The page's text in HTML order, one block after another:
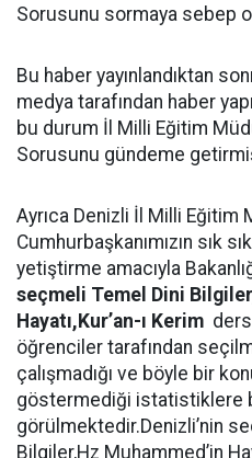
Sorusunu sormaya sebep
Bu haber yayınlandıktan
medya tarafından haber
bu durum İl Milli Eğitim
Sorusunu gündeme
Ayrıca Denizli İl Milli Eğitim
Cumhurbaşkanımızın sık
yetiştirme amacıyla
seçmeli Temel Dini
Hayatı,Kur’an-ı Kerim
öğrenciler tarafından
çalışmadığı ve böyle bir
göstermediği istatistiklere
görülmektedir.Denizli’nin
Bilgiler,Hz Muhammed’in